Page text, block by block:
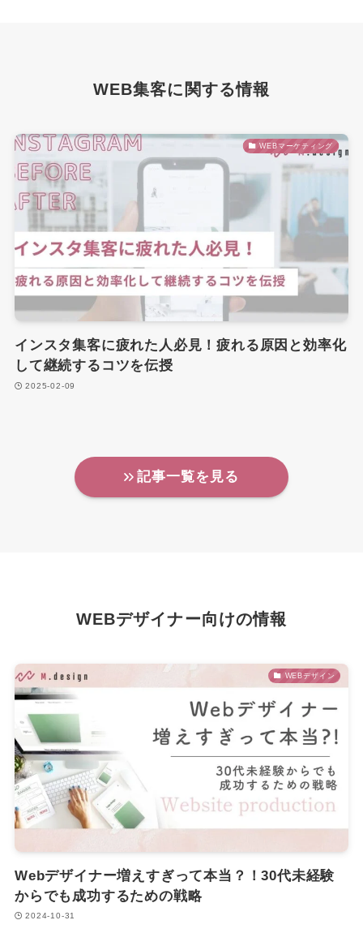
WEB集客に関する情報
WEBマーケティング
インスタ集客に疲れた人必見！疲れる原因と効率化
して継続するコツを伝授
2025-02-09
記事一覧を見る
WEBデザイナー向けの情報
WEBデザイン
Webデザイナー増えすぎって本当？！30代未経験
からでも成功するための戦略
2024-10-31